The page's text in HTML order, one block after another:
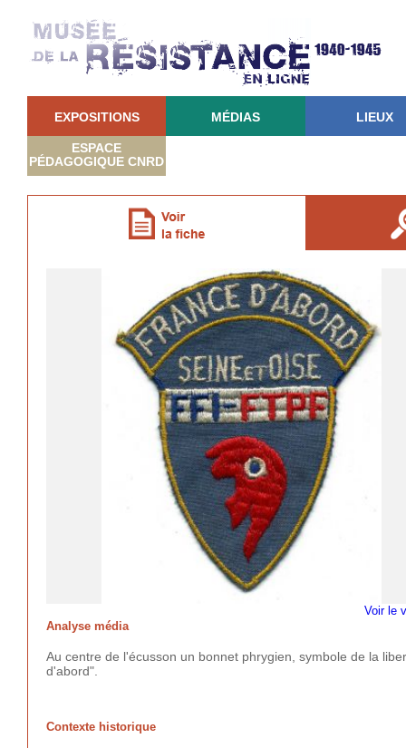
EXPOSITIONS MÉDIAS LIEUX
ESPACE
PÉDAGOGIQUE CNRD
Voir le
Analyse média
Au centre de l'écusson un bonnet phrygien, symbole de la
d'abord".
Contexte historique